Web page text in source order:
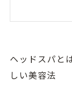
プロに学
ヘッドス
密とは
ヘッドスパと
しい美容法